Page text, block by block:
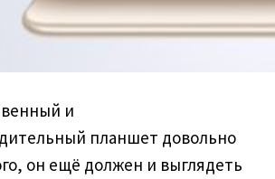
и
планшет довольно
он ещё должен и выглядеть